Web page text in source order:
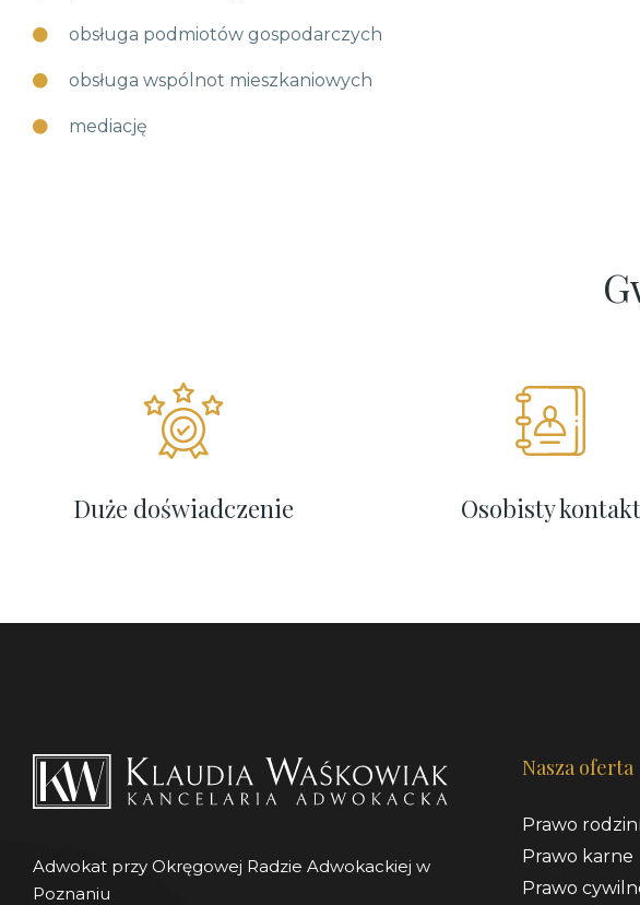
obsługa podmiotów gospodarczych
obsługa wspólnot mieszkaniowych
mediację
Duże doświadczenie Osobisty kontakt
Adwokat przy Okręgowej Radzie Adwokackiej w
Poznaniu
Nasza oferta
Prawo
Prawo karne
Prawo